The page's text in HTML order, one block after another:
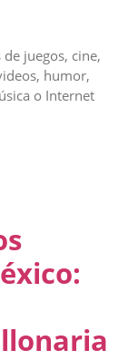
juegos, cine,
humor,
o Internet